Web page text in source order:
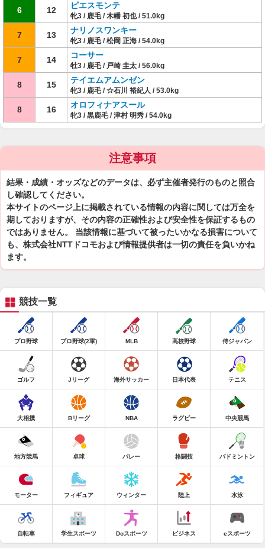
6 12 ピエスモンテ
牝3 / 鹿毛 / 木幡 初也 / 51.0kg
7 13 ナリノスワンキー
牝3 / 鹿毛 / 松岡 正海 / 54.0kg
7 14 コーサー
牡3 / 鹿毛 / 戸崎 圭太 / 56.0kg
8 15 テイエムアムンゼン
牝3 / 鹿毛 / ☆石川 裕紀人 / 53.0kg
8 16 オロフィナアスール
牝3 / 黒鹿毛 / 津村 明秀 / 54.0kg
注意事項
結果・成績・オッズなどのデータは、必ず主催者発行のものと照合
し確認してください。
本サイトのページ上に掲載されている情報の内容に関しては万全を
期しておりますが、その内容の正確性および安全性を保証するもの
ではありません。 当該情報に基づいて被ったいかなる損害について
も、株式会社NTTドコモおよび情報提供者は一切の責任を負いかね
ます。
競技一覧
プロ野球 プロ野球(2軍) MLB 高校野球 侍ジャパン
ゴルフ Jリーグ 海外サッカー 日本代表 テニス
大相撲 Bリーグ NBA ラグビー 中央競馬
地方競馬 卓球 バレー 格闘技 バドミントン
モーター フィギュア ウィンター 陸上 水泳
自転車 学生スポーツ Doスポーツ ビジネス eスポーツ